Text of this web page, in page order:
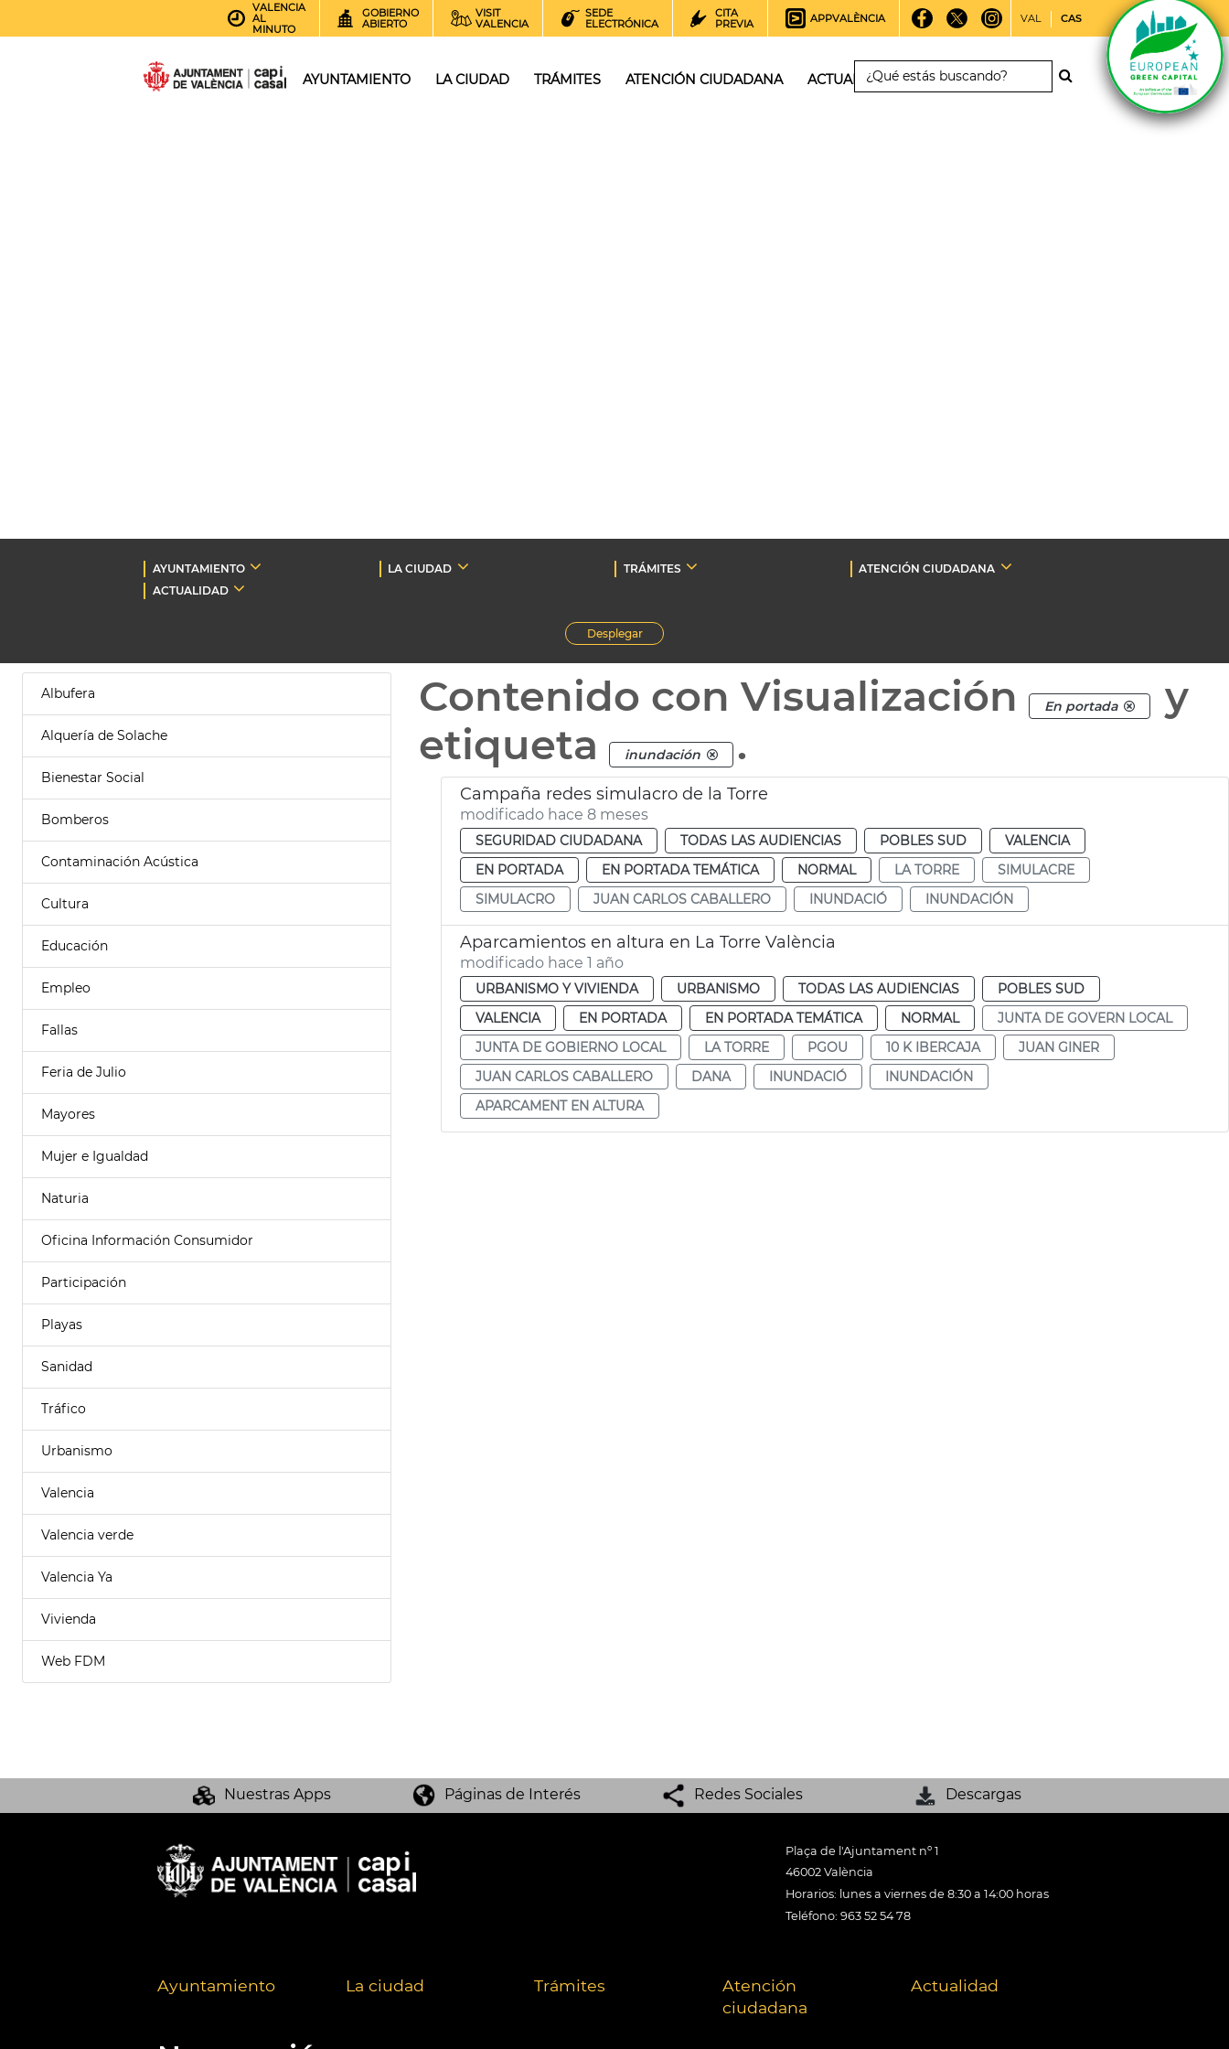
VALENCIA
AL
MINUTO
GOBIERNO
ABIERTO
VISIT
VALENCIA
SEDE
ELECTRÓNICA
CITA
PREVIA
APPVALÈNCIA VAL CAS
AYUNTAMIENTO LA CIUDAD TRÁMITES ATENCIÓN CIUDADANA ACTUALIDAD
AYUNTAMIENTO LA CIUDAD TRÁMITES
ATENCIÓN CIUDADANA
ACTUALIDAD
Desplegar
Albufera
Alquería de Solache
Bienestar Social
Bomberos
Contaminación Acústica
Cultura
Educación
Empleo
Fallas
Feria de Julio
Mayores
Mujer e Igualdad
Naturia
Oficina Información Consumidor
Participación
Playas
Sanidad
Tráfico
Urbanismo
Valencia
Valencia verde
Valencia Ya
Vivienda
Web FDM
Contenido con Visualización En portada
y
etiqueta
inundación .
Campaña redes simulacro de la Torre
modificado hace 8 meses
SEGURIDAD CIUDADANA TODAS LAS AUDIENCIAS POBLES SUD
VALENCIA
EN PORTADA
EN PORTADA TEMÁTICA NORMAL LA TORRE
SIMULACRE
SIMULACRO
JUAN CARLOS CABALLERO INUNDACIÓ INUNDACIÓN
Aparcamientos en altura en La Torre València
modificado hace 1 año
URBANISMO Y VIVIENDA URBANISMO TODAS LAS AUDIENCIAS
POBLES SUD
VALENCIA
EN PORTADA EN PORTADA TEMÁTICA NORMAL
JUNTA DE GOVERN LOCAL
JUNTA DE GOBIERNO LOCAL
LA TORRE PGOU 10 K IBERCAJA
JUAN GINER
JUAN CARLOS CABALLERO
DANA INUNDACIÓ
INUNDACIÓN
APARCAMENT EN ALTURA
Nuestras Apps Páginas de Interés Redes Sociales Descargas
Plaça de l'Ajuntament nº 1
46002 València
Horarios: lunes a viernes de 8:30 a 14:00 horas
Teléfono: 963 52 54 78
Ayuntamiento La ciudad Trámites
Atención
ciudadana
Actualidad